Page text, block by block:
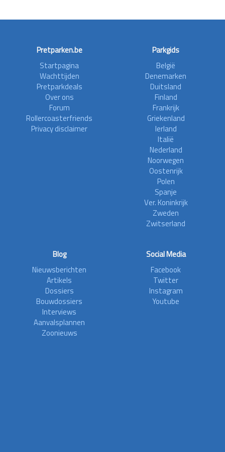
Pretparken.be
Startpagina
Wachttijden
Pretparkdeals
Over ons
Forum
Rollercoasterfriends
Privacy disclaimer
Parkgids
België
Denemarken
Duitsland
Finland
Frankrijk
Griekenland
Ierland
Italië
Nederland
Noorwegen
Oostenrijk
Polen
Spanje
Ver. Koninkrijk
Zweden
Zwitserland
Blog
Nieuwsberichten
Artikels
Dossiers
Bouwdossiers
Interviews
Aanvalsplannen
Zoonieuws
Social Media
Facebook
Twitter
Instagram
Youtube